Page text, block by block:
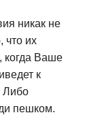
никак не
что их
когда Ваше
к
Либо
пешком.